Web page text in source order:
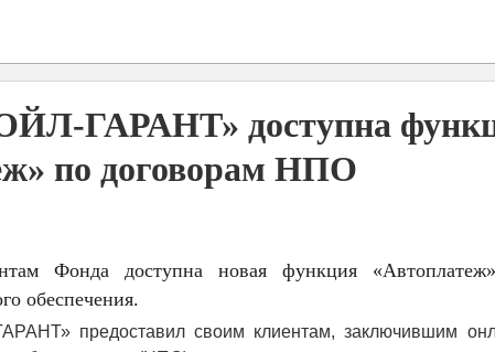
ГАРАНТ» доступна
по договорам НПО
Фонда доступна новая функция
обеспечения.
предоставил своим клиентам, заключившим